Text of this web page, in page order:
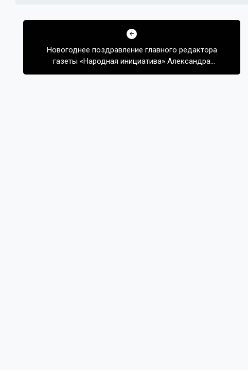
Навигация
записямНовогоднее поздравление главного редактора
газеты «Народная инициатива» Александра
Лебедева